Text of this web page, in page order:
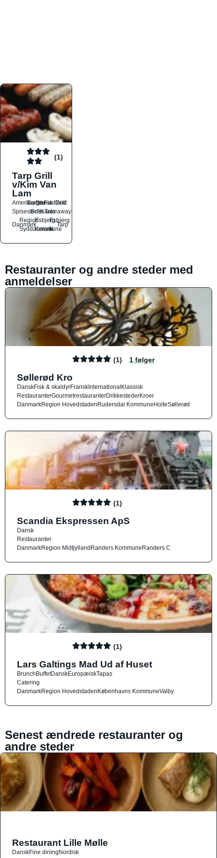
(1)
Tarp Grill
v/Kim Van
Lam
Amerikansk
BurgerDanskFastfood
Grill
SpisestederGrillbarerTakeaway
Danmark
Region
Syddanmark
Esbjerg
Kommune
Esbjerg
N
Tarp
Restauranter og andre steder med
anmeldelser
(1) 1 følger
Søllerød Kro
DanskFisk & skaldyrFranskInternationalKlassisk
RestauranterGourmetrestauranterDrikkestederKroer
DanmarkRegion HovedstadenRudersdal KommuneHolteSøllerød
(1)
Scandia Ekspressen ApS
Dansk
Restauranter
DanmarkRegion MidtjyllandRanders KommuneRanders C
(1)
Lars Galtings Mad Ud af Huset
BrunchBuffetDanskEuropæiskTapas
Catering
DanmarkRegion HovedstadenKøbenhavns KommuneValby
Senest ændrede restauranter og
andre steder
Restaurant Lille Mølle
DanskFine diningNordisk